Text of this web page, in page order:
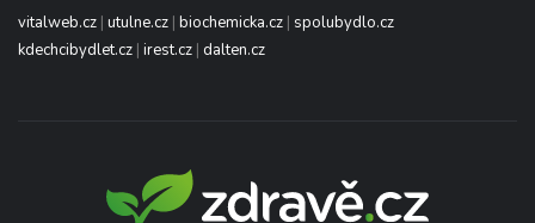
vitalweb.cz | utulne.cz | biochemicka.cz | spolubydlo.cz
kdechcibydlet.cz | irest.cz | dalten.cz